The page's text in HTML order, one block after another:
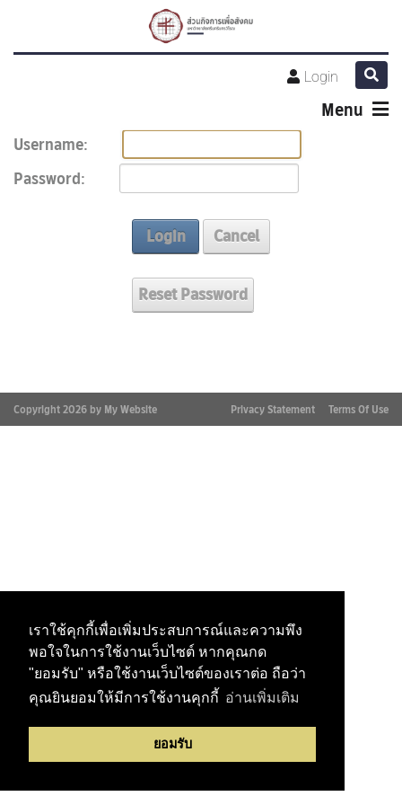
เราใช้คุกกี้เพื่อเพิ่มประสบการณ์และความพึง
พอใจในการใช้งานเว็บไซต์ หากคุณกด
"ยอมรับ" หรือใช้งานเว็บไซต์ของเราต่อ ถือว่า
คุณยินยอมให้มีการใช้งานคุกกี้ อ่านเพิ่มเติม
ยอมรับ
Login
Menu
Username:
Password:
Login Cancel
Reset Password
Terms Of Use
Privacy Statement
Copyright 2026 by My Website